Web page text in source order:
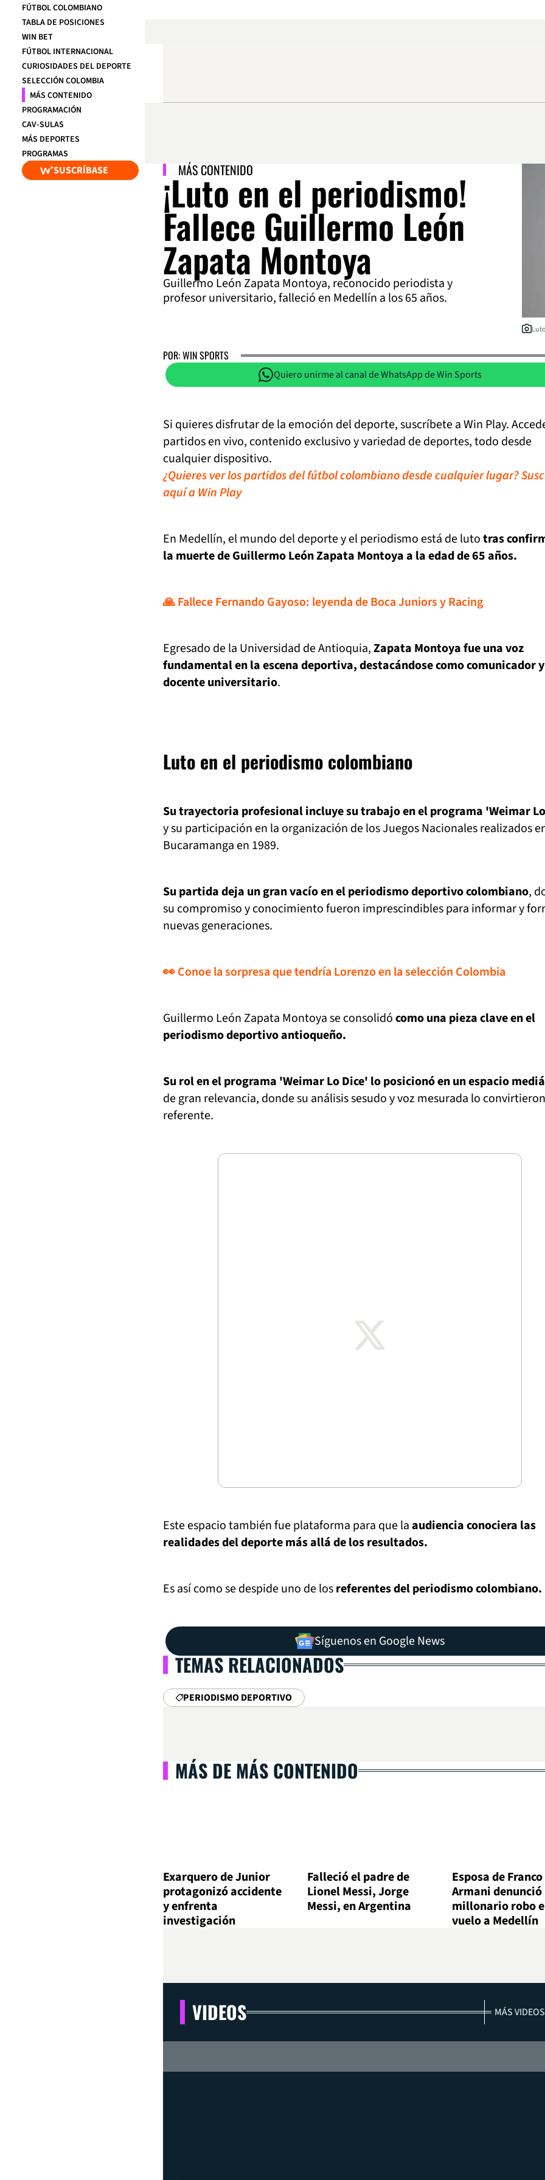
FÚTBOL COLOMBIANO
TABLA DE POSICIONES
WIN BET
FÚTBOL INTERNACIONAL
CURIOSIDADES DEL DEPORTE
SELECCIÓN COLOMBIA
MÁS CONTENIDO
PROGRAMACIÓN
CAV-SULAS
MÁS DEPORTES
PROGRAMAS
SUSCRÍBASE MÁS CONTENIDO
¡Luto en el periodismo!
Fallece Guillermo León
Zapata Montoya
Guillermo León Zapata Montoya, reconocido periodista y
profesor universitario, falleció en Medellín a los 65 años.
POR: WIN SPORTS
Quiero unirme al canal de WhatsApp de Win Sports
Si quieres disfrutar de la emoción del deporte, suscríbete a Win Play.
partidos en vivo, contenido exclusivo y variedad de deportes, todo desde
cualquier dispositivo.
¿Quieres ver los partidos del fútbol colombiano desde cualquier lugar?
aquí a Win Play
En Medellín, el mundo del deporte y el periodismo está de lutotras
la muerte de Guillermo León Zapata Montoya a la edad de 65 años.
🙏 Fallece Fernando Gayoso: leyenda de Boca Juniors y Racing
Egresado de la Universidad de Antioquia,Zapata Montoya fue una voz
fundamental en la escena deportiva, destacándose como comunicador y
docente universitario.
Luto en el periodismo colombiano
Su trayectoria profesional incluye su trabajo en el programa 'Weimar
y su participación en la organización de los Juegos Nacionales realizados
Bucaramanga en 1989.
Su partida deja un gran vacío en el periodismo deportivo colombiano,
su compromiso y conocimiento fueron imprescindibles para informar y
nuevas generaciones.
👀 Conoe la sorpresa que tendría Lorenzo en la selección Colombia
Guillermo León Zapata Montoya se consolidócomo una pieza clave en el
periodismo deportivo antioqueño.
Su rol en el programa 'Weimar Lo Dice' lo posicionó en un espacio
de gran relevancia, donde su análisis sesudo y voz mesurada lo
referente.
Este espacio también fue plataforma para que laaudiencia conociera las
realidades del deporte más allá de los resultados.
Es así como se despide uno de losreferentes del periodismo colombiano.
Síguenos en Google News
TEMAS RELACIONADOS
PERIODISMO DEPORTIVO
MÁS DE MÁS CONTENIDO
Exarquero de Junior
protagonizó accidente
y enfrenta
investigación
Falleció el padre de
Lionel Messi, Jorge
Messi, en Argentina
Esposa de Franco
Armani denunció
millonario robo
vuelo a Medellín
VIDEOS MÁS VIDEOS